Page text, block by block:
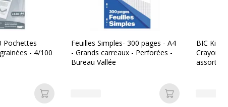
Pochettes
- 4/100
Ajouter au panier
Feuilles Simples- 300 pages - A4
- Grands carreaux - Perforées -
Bureau Vallée
Ajouter au
BIC
Crayons
assorties